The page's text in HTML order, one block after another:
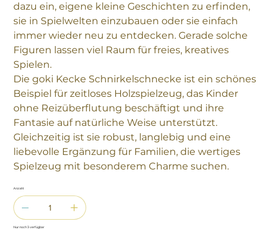
dazu ein, eigene kleine Geschichten zu erfinden,
sie in Spielwelten einzubauen oder sie einfach
immer wieder neu zu entdecken. Gerade solche
Figuren lassen viel Raum für freies, kreatives
Spielen.
Die goki Kecke Schnirkelschnecke ist ein schönes
Beispiel für zeitloses Holzspielzeug, das Kinder
ohne Reizüberflutung beschäftigt und ihre
Fantasie auf natürliche Weise unterstützt.
Gleichzeitig ist sie robust, langlebig und eine
liebevolle Ergänzung für Familien, die wertiges
Spielzeug mit besonderem Charme suchen.
Anzahl
Nur noch 3 verfügbar